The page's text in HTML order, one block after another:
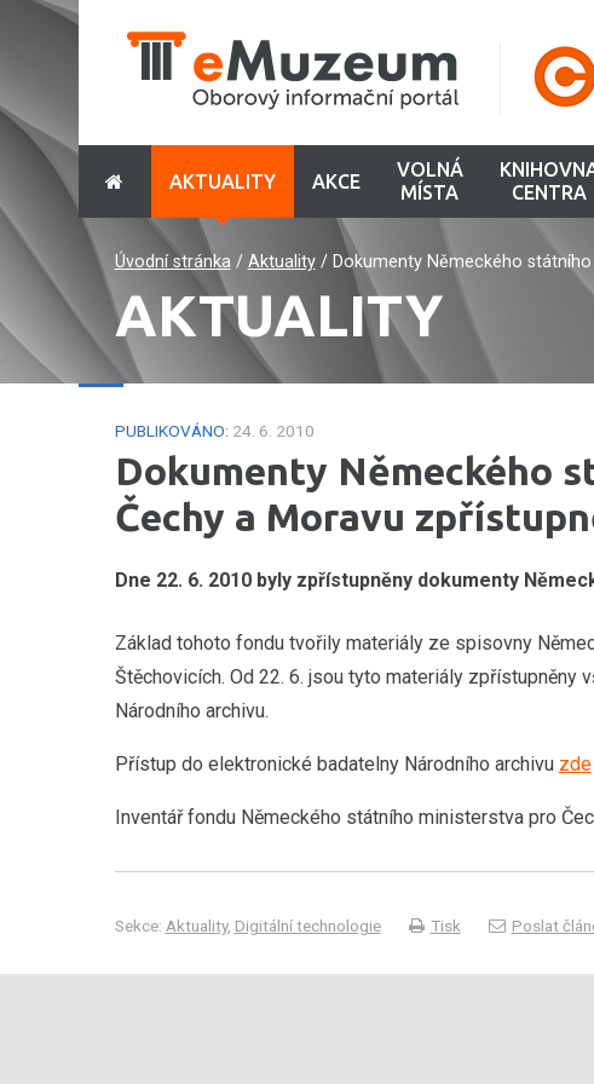
AKTUALITY AKCE
VOLNÁ
MÍSTA
CENTRA
Úvodní stránka/ Aktuality/ Dokumenty Německého
AKTUALITY
PUBLIKOVÁNO: 24. 6. 2010
Dokumenty Německého
Čechy a Moravu
Dne 22. 6. 2010 byly zpřístupněny dokumenty
Základ tohoto fondu tvořily materiály ze spisovny
Štěchovicích. Od 22. 6. jsou tyto materiály zpřístupněny
Národního archivu.
Přístup do elektronické badatelny Národního archivu zde
Inventář fondu Německého státního ministerstva pro
Sekce: Aktuality, Digitální technologie Tisk Poslat